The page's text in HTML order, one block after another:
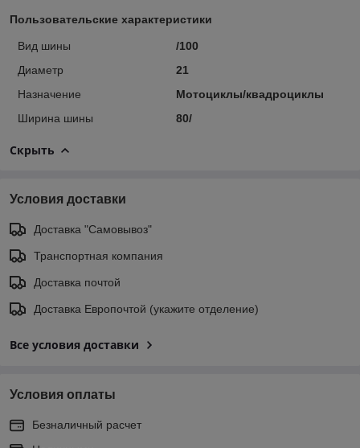
Пользовательские характеристики
Вид шины
/100
Диаметр
21
Назначение
Мотоциклы/квадроциклы
Ширина шины
80/
Скрыть
Условия доставки
Доставка "Самовывоз"
Транспортная компания
Доставка почтой
Доставка Европочтой (укажите отделение)
Все условия доставки
Условия оплаты
Безналичный расчет